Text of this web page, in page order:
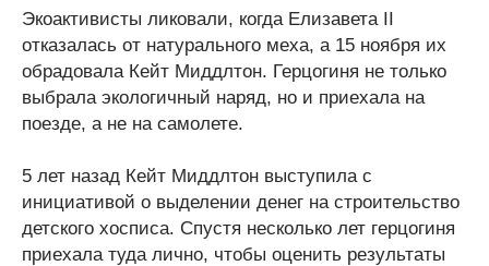
Экоактивисты ликовали, когда Елизавета II
отказалась от натурального меха, а 15 ноября их
обрадовала Кейт Миддлтон. Герцогиня не только
выбрала экологичный наряд, но и приехала на
поезде, а не на самолете.
5 лет назад Кейт Миддлтон выступила с
инициативой о выделении денег на строительство
детского хосписа. Спустя несколько лет герцогиня
приехала туда лично, чтобы оценить результаты